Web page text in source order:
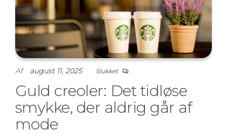
Af august 11, 2025 Slukket
Guld creoler: Det tidløse
smykke, der aldrig går af
mode